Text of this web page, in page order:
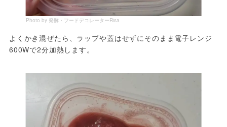
Photo by 発酵・フードデコレーターRisa
よくかき混ぜたら、ラップや蓋はせずにそのまま電子レンジ
600Wで2分加熱します。